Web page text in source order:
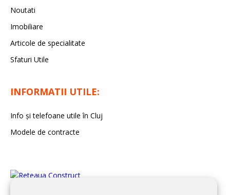
Noutati
Imobiliare
Articole de specialitate
Sfaturi Utile
INFORMATII UTILE:
Info și telefoane utile în Cluj
Modele de contracte